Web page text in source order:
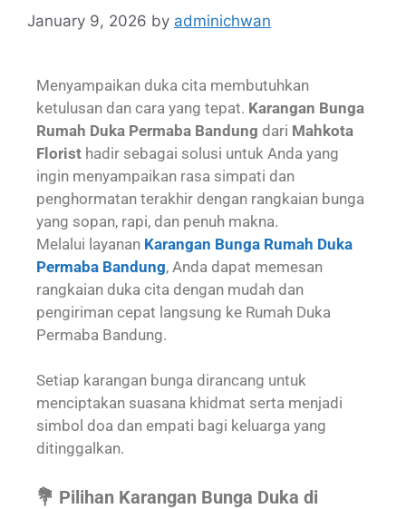
January 9, 2026 by adminichwan
Menyampaikan duka cita membutuhkan
ketulusan dan cara yang tepat. Karangan Bunga
Rumah Duka Permaba Bandung dari Mahkota
Florist hadir sebagai solusi untuk Anda yang
ingin menyampaikan rasa simpati dan
penghormatan terakhir dengan rangkaian bunga
yang sopan, rapi, dan penuh makna.
Melalui layanan Karangan Bunga Rumah Duka
Permaba Bandung, Anda dapat memesan
rangkaian duka cita dengan mudah dan
pengiriman cepat langsung ke Rumah Duka
Permaba Bandung.
Setiap karangan bunga dirancang untuk
menciptakan suasana khidmat serta menjadi
simbol doa dan empati bagi keluarga yang
ditinggalkan.
💐 Pilihan Karangan Bunga Duka di